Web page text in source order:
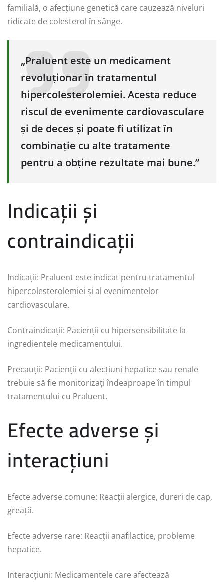
familială, o afecțiune genetică care cauzează niveluri
ridicate de colesterol în sânge.
„Praluent este un medicament
revoluționar în tratamentul
hipercolesterolemiei. Acesta reduce
riscul de evenimente cardiovasculare
și de deces și poate fi utilizat în
combinație cu alte tratamente
pentru a obține rezultate mai bune.”
Indicații și
contraindicații
Indicații: Praluent este indicat pentru tratamentul
hipercolesterolemiei și al evenimentelor
cardiovasculare.
Contraindicații: Pacienții cu hipersensibilitate la
ingredientele medicamentului.
Precauții: Pacienții cu afecțiuni hepatice sau renale
trebuie să fie monitorizați îndeaproape în timpul
tratamentului cu Praluent.
Efecte adverse și
interacțiuni
Efecte adverse comune: Reacții alergice, dureri de cap,
greață.
Efecte adverse rare: Reacții anafilactice, probleme
hepatice.
Interacțiuni: Medicamentele care afectează